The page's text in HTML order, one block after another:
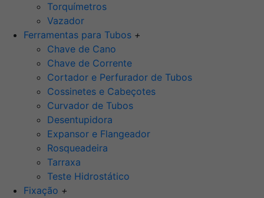
Torquímetros
Vazador
Ferramentas para Tubos +
Chave de Cano
Chave de Corrente
Cortador e Perfurador de Tubos
Cossinetes e Cabeçotes
Curvador de Tubos
Desentupidora
Expansor e Flangeador
Rosqueadeira
Tarraxa
Teste Hidrostático
Fixação +